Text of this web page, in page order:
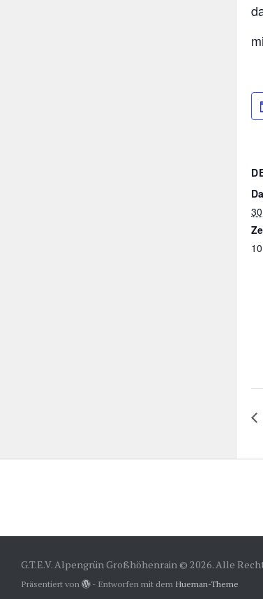
G.T.E.V. Alpengrün Großhöhenrain © 2026. Alle
Präsentiert von - Entworfen mit dem Hueman-Theme